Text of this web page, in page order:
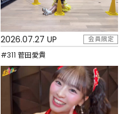
2026.07.27 UP 会員限定
#311 菅田愛貴